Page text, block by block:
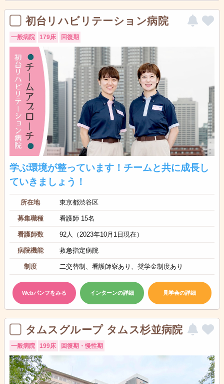
初台リハビリテーション病院
一般病院 179床 回復期
学ぶ環境が整っています！チームと共に成長し
ていきましょう！
所在地 東京都渋谷区
募集職種 看護師 15名
看護師数 92人（2023年10月1日現在）
病院機能 救急指定病院
制度 二交替制、看護師寮あり、奨学金制度あり
Webパンフをみる インターンの詳細 見学会の詳細
タムスグループ タムス杉並病院
一般病院 199床 回復期・慢性期